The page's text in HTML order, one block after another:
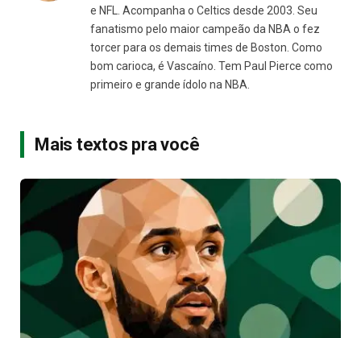
e NFL. Acompanha o Celtics desde 2003. Seu
fanatismo pelo maior campeão da NBA o fez
torcer para os demais times de Boston. Como
bom carioca, é Vascaíno. Tem Paul Pierce como
primeiro e grande ídolo na NBA.
Mais textos pra você